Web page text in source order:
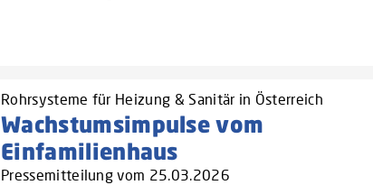
Rohrsysteme für Heizung & Sanitär in Österreich
Wachstumsimpulse vom
Einfamilienhaus
Pressemitteilung vom 25.03.2026